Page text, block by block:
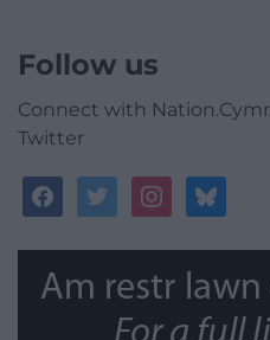
Follow us
Connect with
Twitter
facebooktwitterinstagrambluesky